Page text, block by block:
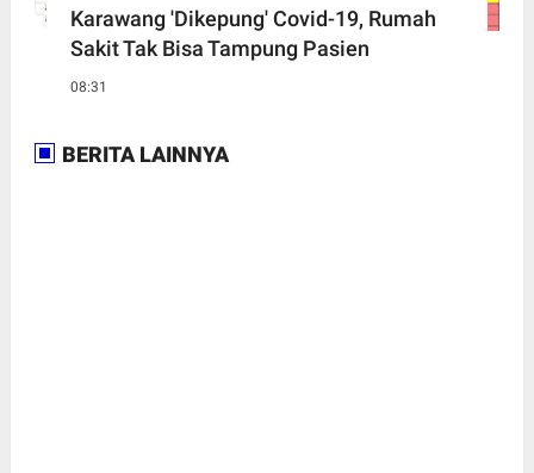
Karawang 'Dikepung' Covid-19, Rumah
Sakit Tak Bisa Tampung Pasien
08:31
BERITA LAINNYA